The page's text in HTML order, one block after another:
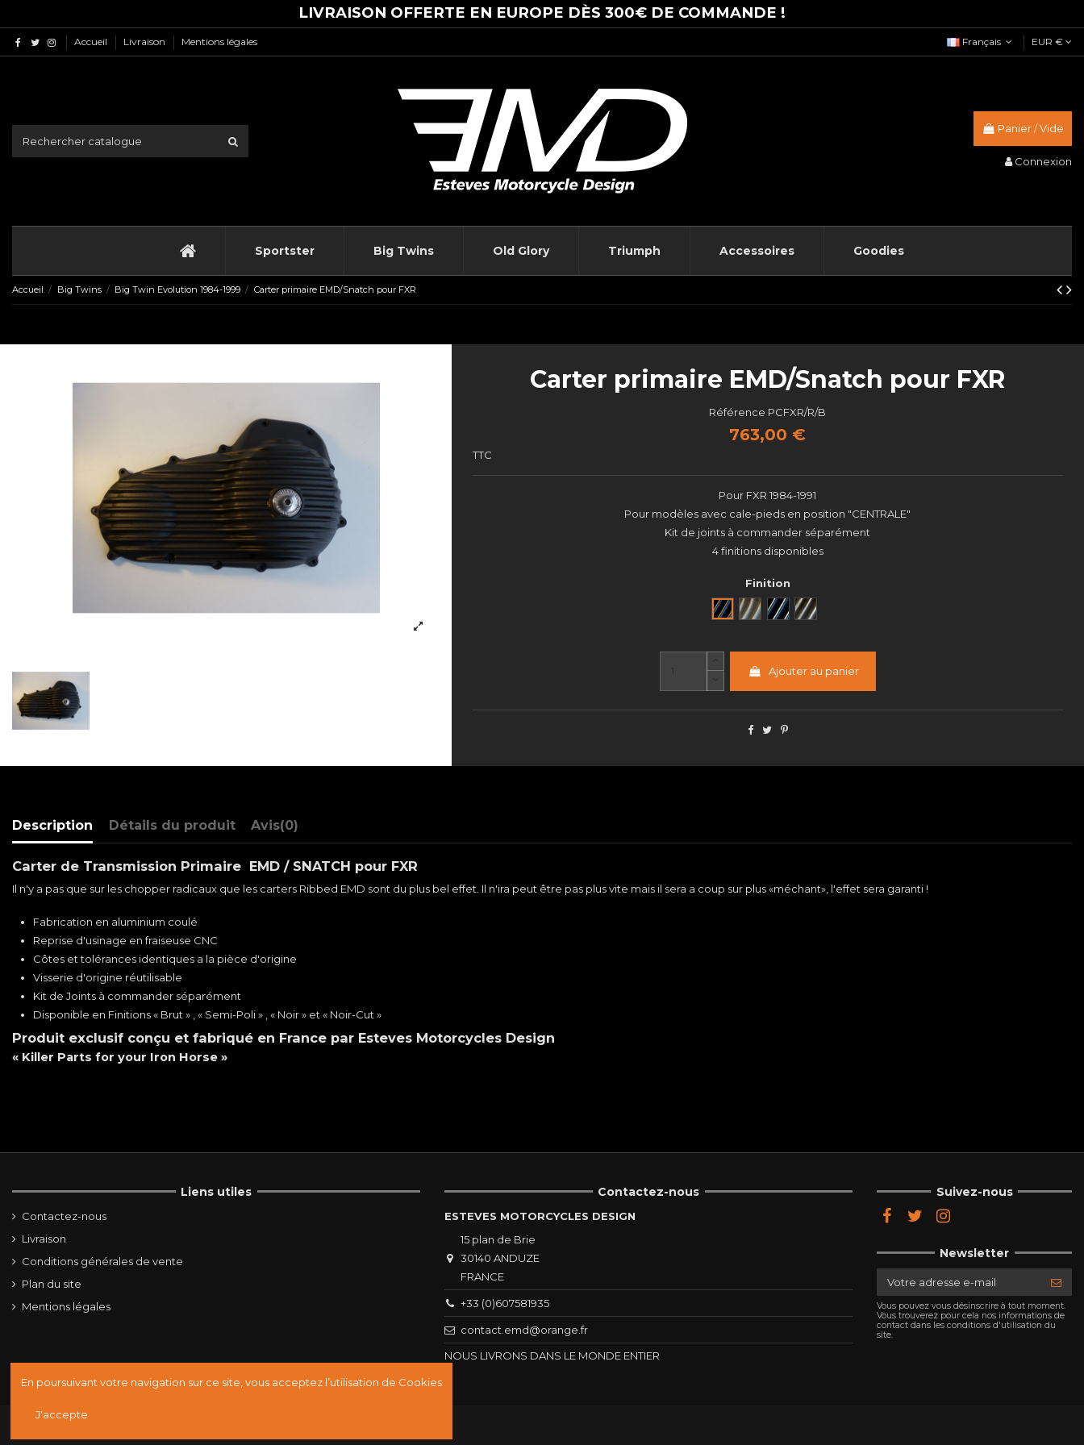
LIVRAISON OFFERTE EN EUROPE DÈS 300€ DE COMMANDE !
Accueil Livraison Mentions légales Français EUR €
Panier/Vide
Connexion
Sportster Big Twins Old Glory Triumph Accessoires Goodies
Accueil Big Twins Big Twin Evolution 1984-1999 Carter primaire EMD/Snatch pour FXR
Carter primaire EMD/Snatch pour FXR
Référence PCFXR/R/B
763,00 €
TTC
Pour FXR 1984-1991
Pour modèles avec cale-pieds en position "CENTRALE"
Kit de joints à commander séparément
4 finitions disponibles
Finition
Noir Brut Black CutSemi poli
Ajouter au panier
Description Détails du produit Avis(0)
Carter de Transmission Primaire EMD / SNATCH pour FXR
Il n'y a pas que sur les chopper radicaux que les carters Ribbed EMD sont du plus bel effet. Il n'ira peut être pas plus vite mais il sera a coup sur plus «méchant», l'effet sera garanti !
Fabrication en aluminium coulé
Reprise d'usinage en fraiseuse CNC
Côtes et tolérances identiques a la pièce d'origine
Visserie d'origine réutilisable
Kit de Joints à commander séparément
Disponible en Finitions « Brut » , « Semi-Poli » , « Noir » et « Noir-Cut »
Produit exclusif conçu et fabriqué en France par Esteves Motorcycles Design
« Killer Parts for your Iron Horse »
Liens utiles
Contactez-nous
Livraison
Conditions générales de vente
Plan du site
Mentions légales
Contactez-nous
ESTEVES MOTORCYCLES DESIGN
15 plan de Brie
30140 ANDUZE
FRANCE
+33 (0)607581935
contact.emd@orange.fr
NOUS LIVRONS DANS LE MONDE ENTIER
Suivez-nous
Newsletter
Vous pouvez vous désinscrire à tout moment.
Vous trouverez pour cela nos informations de
contact dans les conditions d'utilisation du
site.
En poursuivant votre navigation sur ce site, vous acceptez l’utilisation de Cookies
J'accepte